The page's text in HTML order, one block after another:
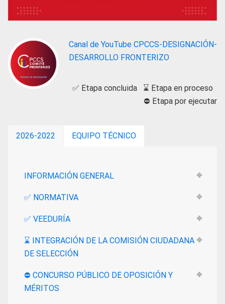
Canal de YouTube CPCCS-DESIGNACIÓN-
DESARROLLO FRONTERIZO
✅ Etapa concluida ⌛ Etapa en proceso
⛔ Etapa por ejecutar
2026-2022 EQUIPO TÉCNICO
INFORMACIÓN GENERAL
✅ NORMATIVA
✅ VEEDURÍA
⌛ INTEGRACIÓN DE LA COMISIÓN CIUDADANA
DE SELECCIÓN
⛔ CONCURSO PÚBLICO DE OPOSICIÓN Y
MÉRITOS